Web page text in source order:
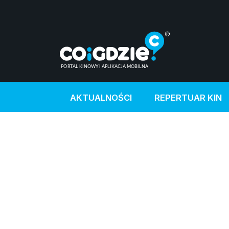
AKTUALNOŚCI REPERTUAR KIN